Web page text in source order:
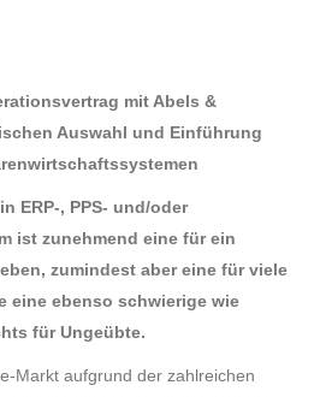
mit Abels &
Auswahl und Einführung
ERP-, PPS- und/oder
ist zunehmend eine für ein
zumindest aber eine für viele
eine ebenso schwierige wie
für Ungeübte.
Markt aufgrund der zahlreichen